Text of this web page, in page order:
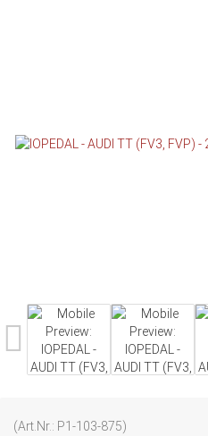
(Art.Nr.: P1-103-875)